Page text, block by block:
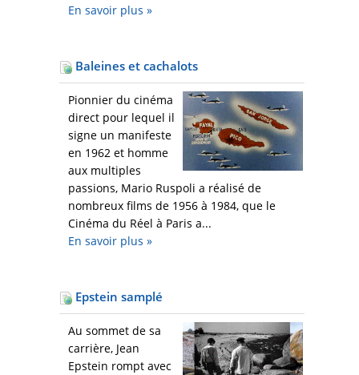
En savoir plus »
Baleines et cachalots
Pionnier du cinéma
direct pour lequel il
signe un manifeste
en 1962 et homme
aux multiples
passions, Mario Ruspoli a réalisé de
nombreux films de 1956 à 1984, que le
Cinéma du Réel à Paris a...
En savoir plus »
Epstein samplé
Au sommet de sa
carrière, Jean
Epstein rompt avec